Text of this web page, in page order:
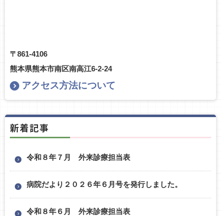
〒861-4106
熊本県熊本市南区南高江6-2-24
アクセス方法について
新着記事
令和８年７月 外来診療担当表
病院だより２０２６年６月号を発行しました。
令和８年６月 外来診療担当表